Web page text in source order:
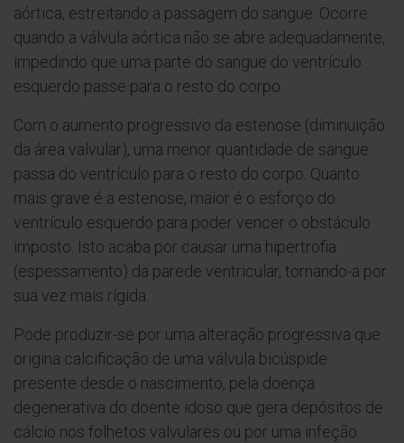
aórtica, estreitando a passagem do sangue. Ocorre
quando a válvula aórtica não se abre adequadamente,
impedindo que uma parte do sangue do ventrículo
esquerdo passe para o resto do corpo.
Com o aumento progressivo da estenose (diminuição
da área valvular), uma menor quantidade de sangue
passa do ventrículo para o resto do corpo. Quanto
mais grave é a estenose, maior é o esforço do
ventrículo esquerdo para poder vencer o obstáculo
imposto. Isto acaba por causar uma hipertrofia
(espessamento) da parede ventricular, tornando-a por
sua vez mais rígida.
Pode produzir-se por uma alteração progressiva que
origina calcificação de uma válvula bicúspide
presente desde o nascimento, pela doença
degenerativa do doente idoso que gera depósitos de
cálcio nos folhetos valvulares ou por uma infeção